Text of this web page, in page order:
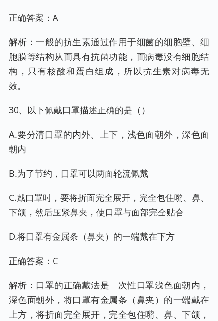
正确答案：A
解析：一般的抗生素通过作用于细菌的细胞壁、细
胞膜等结构从而具有抗菌功能，而病毒没有细胞结
构，只有核酸和蛋白组成，所以抗生素对病毒无
效。
30、以下佩戴口罩描述正确的是（）
A.要分清口罩的内外、上下，浅色面朝外，深色面
朝内
B.为了节约，口罩可以两面轮流佩戴
C.戴口罩时，要将折面完全展开，完全包住嘴、鼻、
下颌，然后压紧鼻夹，使口罩与面部完全贴合
D.将口罩有金属条（鼻夹）的一端戴在下方
正确答案：C
解析：口罩的正确戴法是一次性口罩浅色面朝内，
深色面朝外，将口罩有金属条（鼻夹）的一端戴在
上方，将折面完全展开，完全包住嘴、鼻、下颌，